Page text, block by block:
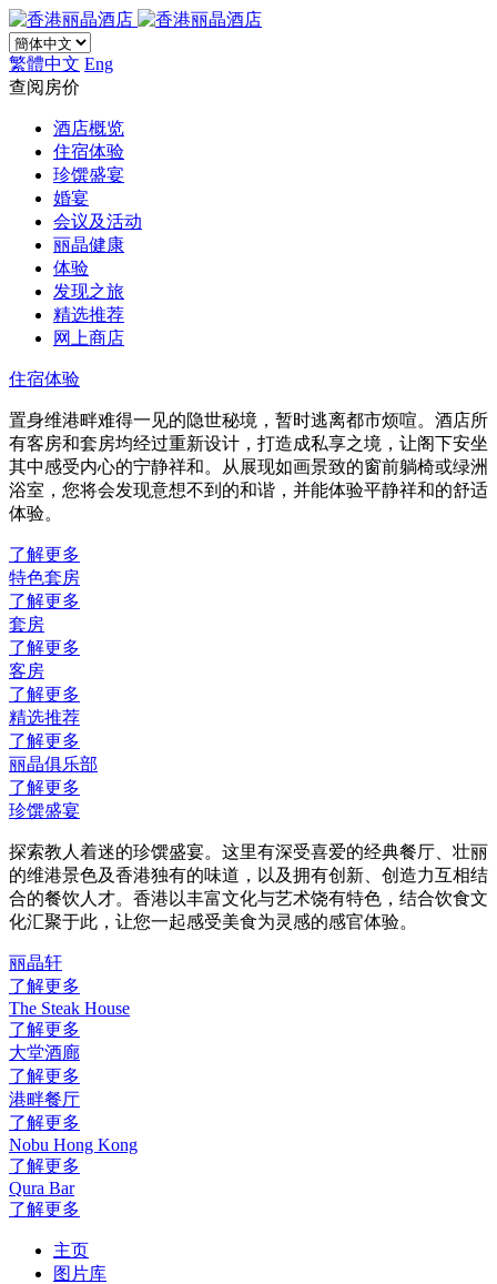
繁體中文 Eng
查阅房价
酒店概览
住宿体验
珍馔盛宴
婚宴
会议及活动
丽晶健康
体验
发现之旅
精选推荐
网上商店
住宿体验
置身维港畔难得一见的隐世秘境，暂时逃离都市烦喧。酒店所
有客房和套房均经过重新设计，打造成私享之境​，让阁下安坐
其中感受内心的宁静祥和。从展现如画景致的窗前躺椅或绿洲
浴室，您将会发现意想不到的和谐，并能体验平静祥和的舒适
体验。
了解更多
特色套房
了解更多
套房
了解更多
客房
了解更多
精选推荐
了解更多
丽晶俱乐部
了解更多
珍馔盛宴
探索教人着迷的珍馔盛宴。这里有深受喜爱的经典餐厅、壮丽
的维港景色及香港独有的味道，以及拥有创新、创造力互相结
合的餐饮人才。香港以丰富文化与艺术饶有特色，结合饮食文
化汇聚于此，让您一起感受美食为灵感的感官体验。
丽晶轩
了解更多
The Steak House
了解更多
大堂酒廊
了解更多
港畔餐厅
了解更多
Nobu Hong Kong
了解更多
Qura Bar
了解更多
主页
图片库